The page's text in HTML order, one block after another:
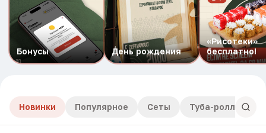
Бонусы День рождения
«Рисотеки»
бесплатно!
Новинки Популярное Сеты Туба-роллы